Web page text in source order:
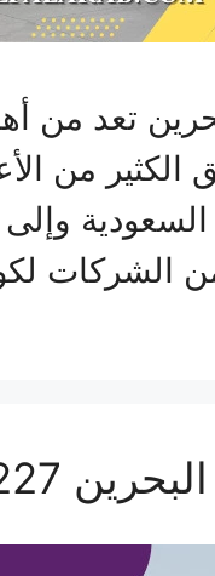
تعد من أهم
من
وإلى
الشركات